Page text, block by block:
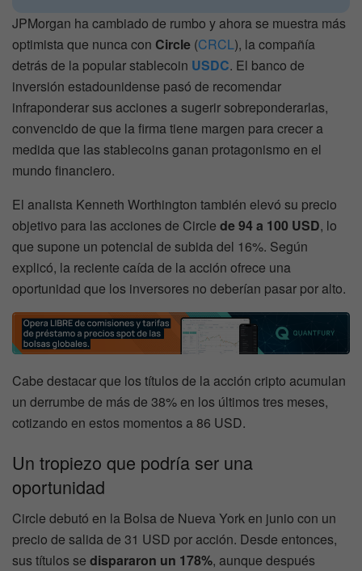
JPMorgan ha cambiado de rumbo y ahora se muestra más
optimista que nunca con Circle (CRCL), la compañía
detrás de la popular stablecoin USDC. El banco de
inversión estadounidense pasó de recomendar
infraponderar sus acciones a sugerir sobreponderarlas,
convencido de que la firma tiene margen para crecer a
medida que las stablecoins ganan protagonismo en el
mundo financiero.
El analista Kenneth Worthington también elevó su precio
objetivo para las acciones de Circle de 94 a 100 USD, lo
que supone un potencial de subida del 16%. Según
explicó, la reciente caída de la acción ofrece una
oportunidad que los inversores no deberían pasar por alto.
Cabe destacar que los títulos de la acción cripto acumulan
un derrumbe de más de 38% en los últimos tres meses,
cotizando en estos momentos a 86 USD.
Un tropiezo que podría ser una
oportunidad
Circle debutó en la Bolsa de Nueva York en junio con un
precio de salida de 31 USD por acción. Desde entonces,
sus títulos se dispararon un 178%, aunque después